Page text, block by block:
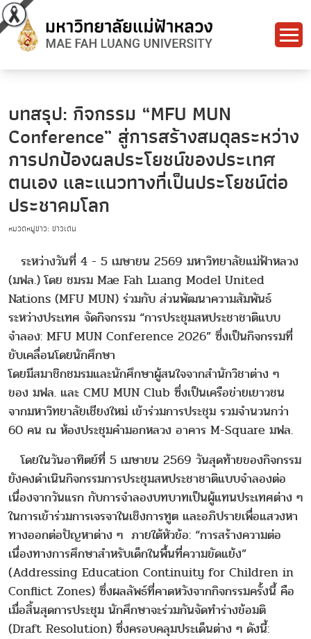
บทสรุป: กิจกรรม “MFU MUN
Conference” สู่การสร้างสมดุลระหว่าง
การปกป้องผลประโยชน์ของประเทศ
ตนเอง และแนวทางที่เป็นประโยชน์ต่อ
ประชาคมโลก
หมวดหมู่ข่าว: ข่าวเด่น
ระหว่างวันที่ 4 - 5 เมษายน 2569 มหาวิทยาลัยแม่ฟ้าหลวง
(มฟล.) โดย ชมรม Mae Fah Luang Model United
Nations (MFU MUN) ร่วมกับ ส่วนพัฒนาความสัมพันธ์
ระหว่างประเทศ จัดกิจกรรม “การประชุมสหประชาชาติแบบ
จำลอง: MFU MUN Conference 2026” ซึ่งเป็นกิจกรรมที่
ขับเคลื่อนโดยนักศึกษา
โดยมีสมาชิกชมรมและนักศึกษาผู้สนใจจากสำนักวิชาต่าง ๆ
ของ มฟล. และ CMU MUN Club ซึ่งเป็นเครือข่ายเยาวชน
จากมหาวิทยาลัยเชียงใหม่ เข้าร่วมการประชุม รวมจำนวนกว่า
60 คน ณ ห้องประชุมคำมอกหลวง อาคาร M-Square มฟล.
โดยในวันอาทิตย์ที่ 5 เมษายน 2569 วันสุดท้ายของกิจกรรม
ยังคงดำเนินกิจกรรมการประชุมสหประชาชาติแบบจำลองต่อ
เนื่องจากวันแรก กับการจำลองบทบาทเป็นผู้แทนประเทศต่าง ๆ
ในการเข้าร่วมการเจรจาในเชิงการทูต และอภิปรายเพื่อแสวงหา
ทางออกต่อปัญหาต่าง ๆ ภายใต้หัวข้อ: “การสร้างความต่อ
เนื่องทางการศึกษาสำหรับเด็กในพื้นที่ความขัดแย้ง”
(Addressing Education Continuity for Children in
Conflict Zones) ซึ่งผลลัพธ์ที่คาดหวังจากกิจกรรมครั้งนี้ คือ
เมื่อสิ้นสุดการประชุม นักศึกษาจะร่วมกันจัดทำร่างข้อมติ
(Draft Resolution) ซึ่งครอบคลุมประเด็นต่าง ๆ ดังนี้: